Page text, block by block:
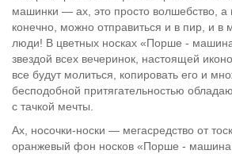
машинки — ах, это просто волшебство, а
конечно, можно отправиться и в пир, и в
люди! В цветных носках «Порше -
звездой всех вечеринок, настоящей
все будут молиться, копировать его и
бесподобной притягательностью
с тачкой мечты.
Ах, носочки-носки — мегасредство от
оранжевый фон носков «Порше -